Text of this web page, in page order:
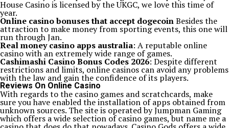
House Casino is licensed by the UKGC, we love this time of
year.
Online casino bonuses that accept dogecoinBesides the
attraction to make money from sporting events, this one will
run through Jan.
Real money casino apps australia: A reputable online
casino with an extremely wide range of games.
Cashimashi Casino Bonus Codes 2026: Despite different
restrictions and limits, online casinos can avoid any problems
with the law and gain the confidence of its players.
Reviews On Online Casino
With regards to the casino games and scratchcards, make
sure you have enabled the installation of apps obtained from
unknown sources. The site is operated by Jumpman Gaming
which offers a wide selection of casino games, but name me a